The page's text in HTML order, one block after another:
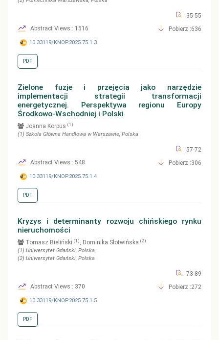
35-55
Abstract Views : 1516
Pobierz :636
10.33119/KNOP.2025.75.1.3
PDF
Zielone fuzje i przejęcia jako narzędzie
implementacji strategii transformacji
energetycznej. Perspektywa regionu Europy
Środkowo-Wschodniej i Polski
Joanna Korpus (1)
(1) Szkoła Główna Handlowa w Warszawie, Polska
57-72
Abstract Views : 548
Pobierz :306
10.33119/KNOP.2025.75.1.4
PDF
Kryzys i determinanty rozwoju chińskiego rynku
nieruchomości
Tomasz Bieliński (1) , Dominika Słotwińska (2)
(1) Uniwersytet Gdański, Polska,
(2) Uniwersytet Gdański, Polska
73-89
Abstract Views : 370
Pobierz :272
10.33119/KNOP.2025.75.1.5
PDF